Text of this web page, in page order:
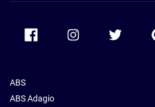
ABS
ABS Adagio